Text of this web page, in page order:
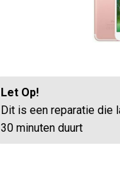
Let Op!
Dit is een reparatie die
30 minuten duurt